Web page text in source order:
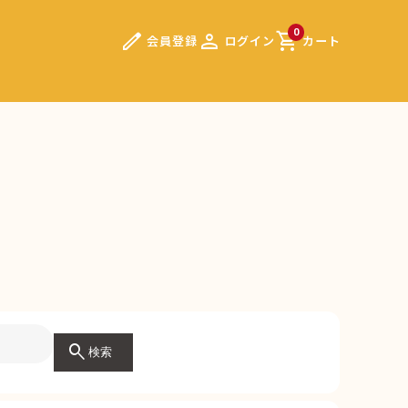
edit 会員登録 person ログイン 0
shopping_cartカート
search 検索